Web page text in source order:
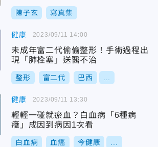
陳子玄 寫真集
健康
未成年富二代偷偷整形！手術過程出
現「肺栓塞」送醫不治
整形 富二代 巴西
2023/09/11 14:00
健康
輕輕一碰就瘀血？白血病「6種病
癥」成因到病因1次看
白血病 血癌 今健康
2023/09/11 13:30